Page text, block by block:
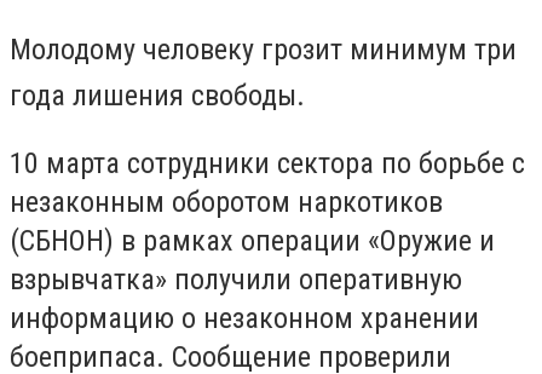
Молодому человеку грозит минимум три
года лишения свободы.
10 марта сотрудники сектора по борьбе с
незаконным оборотом наркотиков
(СБНОН) в рамках операции «Оружие и
взрывчатка» получили оперативную
информацию о незаконном хранении
боеприпаса. Сообщение проверили